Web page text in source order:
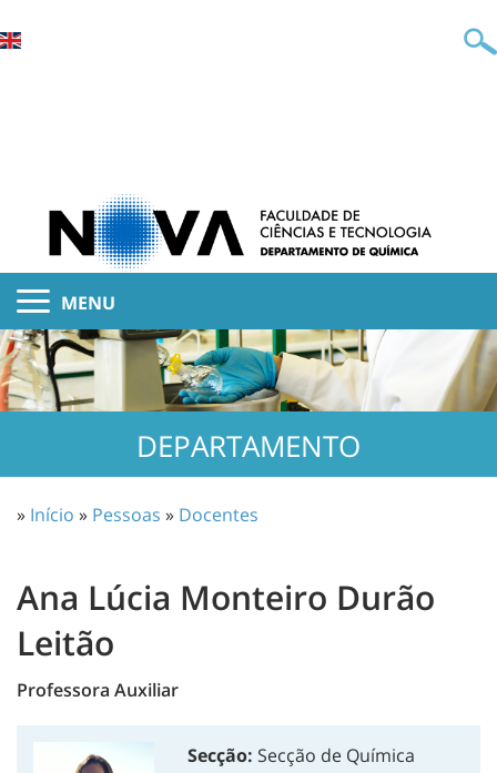
MENU
DEPARTAMENTO
» Início » Pessoas » Docentes
Ana Lúcia Monteiro Durão
Leitão
Professora Auxiliar
Secção: Secção de Química